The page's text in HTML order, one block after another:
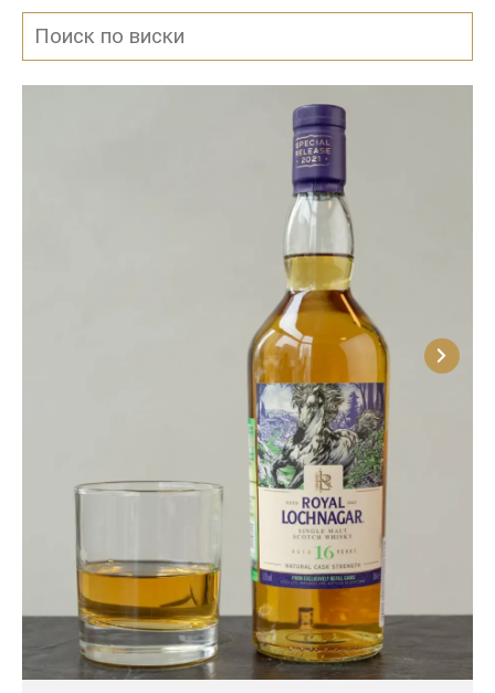
напитков.
производителей, этот фактор является одним из
важнейших. Воду набирают из родников, которые
пополняются за счет таяния льда. Влага
скатывается с горных вершин, просачивается
через плиты магнетического происхождения и
слои известняка, очищается, приобретает мягкость
Производство виски в Хайленде
В самой большой области производится почти
25% всего виски Шотландии. Здесь расположено
свыше 3-х десятков вискикурен, основная часть
которых приобрела мировую известность.
Некоторые предприятия существует уж больше
века и продолжают работать, гармонично сочетая
традиционные технологии и инновации. Hightland
выпускает разнообразные сорта скотча —
односолодовые, купажированные, зерновые, с
выдержкой в бочках разных типов, от
минимального до очень зрелого (более 30 лет).
Важный факт!Виски Хайленда отличается
утонченностью и элегантностью за счет особой
технологии выдержки sherry finishing. Основное
время напиток проводит в традиционных дубовых
бочках из-под бурбона, изготовленных из
американского дуба и обожженных изнутри. Но на